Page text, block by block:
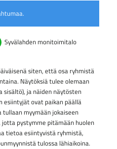
Syvälahden monitoimitalo
siten, että osa ryhmistä
Näytöksiä tulee olemaan
sisältö), ja näiden näytösten
esiintyjät ovat paikan päällä
tullaan myymään jokaiseen
pystymme pitämään huolen
tietoa esiintyvistä ryhmistä,
tulossa lähiaikoina.